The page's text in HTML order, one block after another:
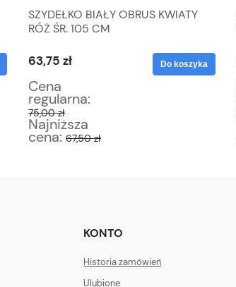
SZYDEŁKO BIAŁY OBRUS KWIATY
RÓŻ ŚR. 105 CM
63,75 zł
Cena
regularna:
75,00 zł
Najniższa
cena: 67,50 zł
Do koszyka
KONTO
Historia zamówień
Ulubione